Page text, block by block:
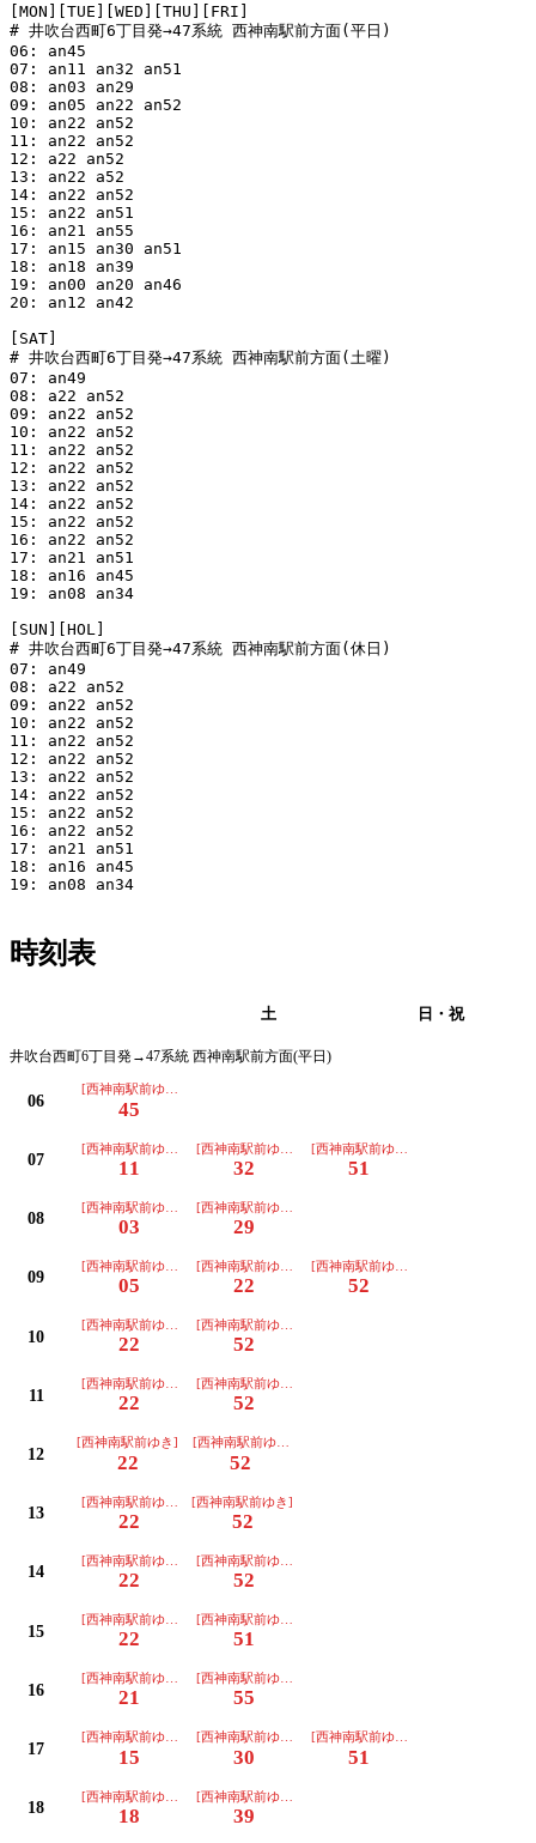
[MON][TUE][WED][THU][FRI]
# 井吹台西町6丁目発→47系統 西神南駅前方面(平日)
06: an45
07: an11 an32 an51
08: an03 an29
09: an05 an22 an52
10: an22 an52
11: an22 an52
12: a22 an52
13: an22 a52
14: an22 an52
15: an22 an51
16: an21 an55
17: an15 an30 an51
18: an18 an39
19: an00 an20 an46
20: an12 an42
[SAT]
# 井吹台西町6丁目発→47系統 西神南駅前方面(土曜)
07: an49
08: a22 an52
09: an22 an52
10: an22 an52
11: an22 an52
12: an22 an52
13: an22 an52
14: an22 an52
15: an22 an52
16: an22 an52
17: an21 an51
18: an16 an45
19: an08 an34
[SUN][HOL]
# 井吹台西町6丁目発→47系統 西神南駅前方面(休日)
07: an49
08: a22 an52
09: an22 an52
10: an22 an52
11: an22 an52
12: an22 an52
13: an22 an52
14: an22 an52
15: an22 an52
16: an22 an52
17: an21 an51
18: an16 an45
19: an08 an34
時刻表
土 日・祝
井吹台西町6丁目発→47系統 西神南駅前方面(平日)
06
[西神南駅前ゆき]ﾉﾝｽﾃｯﾌﾟﾊﾞｽ
45
07
[西神南駅前ゆき]ﾉﾝｽﾃｯﾌﾟﾊﾞｽ
11
[西神南駅前ゆき]ﾉﾝｽﾃｯﾌﾟﾊﾞｽ
32
[西神南駅前ゆき]ﾉﾝｽﾃｯﾌﾟﾊﾞｽ
51
08
[西神南駅前ゆき]ﾉﾝｽﾃｯﾌﾟﾊﾞｽ
03
[西神南駅前ゆき]ﾉﾝｽﾃｯﾌﾟﾊﾞｽ
29
09
[西神南駅前ゆき]ﾉﾝｽﾃｯﾌﾟﾊﾞｽ
05
[西神南駅前ゆき]ﾉﾝｽﾃｯﾌﾟﾊﾞｽ
22
[西神南駅前ゆき]ﾉﾝｽﾃｯﾌﾟﾊﾞｽ
52
10
[西神南駅前ゆき]ﾉﾝｽﾃｯﾌﾟﾊﾞｽ
22
[西神南駅前ゆき]ﾉﾝｽﾃｯﾌﾟﾊﾞｽ
52
11
[西神南駅前ゆき]ﾉﾝｽﾃｯﾌﾟﾊﾞｽ
22
[西神南駅前ゆき]ﾉﾝｽﾃｯﾌﾟﾊﾞｽ
52
12
[西神南駅前ゆき]
22
[西神南駅前ゆき]ﾉﾝｽﾃｯﾌﾟﾊﾞｽ
52
13
[西神南駅前ゆき]ﾉﾝｽﾃｯﾌﾟﾊﾞｽ
22
[西神南駅前ゆき]
52
14
[西神南駅前ゆき]ﾉﾝｽﾃｯﾌﾟﾊﾞｽ
22
[西神南駅前ゆき]ﾉﾝｽﾃｯﾌﾟﾊﾞｽ
52
15
[西神南駅前ゆき]ﾉﾝｽﾃｯﾌﾟﾊﾞｽ
22
[西神南駅前ゆき]ﾉﾝｽﾃｯﾌﾟﾊﾞｽ
51
16
[西神南駅前ゆき]ﾉﾝｽﾃｯﾌﾟﾊﾞｽ
21
[西神南駅前ゆき]ﾉﾝｽﾃｯﾌﾟﾊﾞｽ
55
17
[西神南駅前ゆき]ﾉﾝｽﾃｯﾌﾟﾊﾞｽ
15
[西神南駅前ゆき]ﾉﾝｽﾃｯﾌﾟﾊﾞｽ
30
[西神南駅前ゆき]ﾉﾝｽﾃｯﾌﾟﾊﾞｽ
51
18
[西神南駅前ゆき]ﾉﾝｽﾃｯﾌﾟﾊﾞｽ
18
[西神南駅前ゆき]ﾉﾝｽﾃｯﾌﾟﾊﾞｽ
39